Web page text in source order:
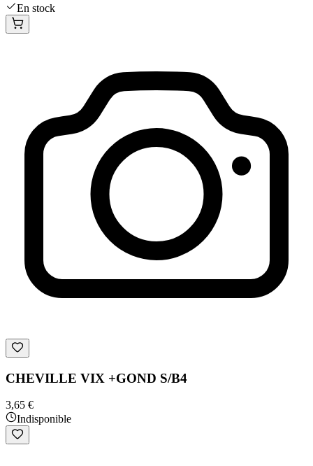
En stock
CHEVILLE VIX +GOND S/B4
3,65 €
Indisponible